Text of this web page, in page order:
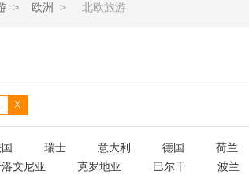
> 欧洲 > 北欧旅游
X
瑞士 意大利 德国 荷兰
文尼亚 克罗地亚 巴尔干 波兰